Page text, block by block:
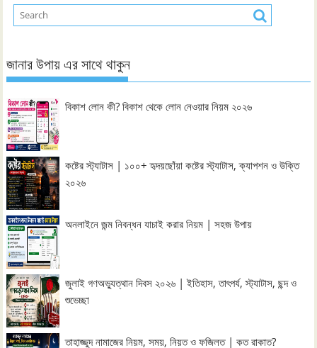
জানার উপায় এর সাথে থাকুন
বিকাশ লোন কী? বিকাশ থেকে লোন নেওয়ার নিয়ম ২০২৬
কষ্টের স্ট্যাটাস | ১০০+ হৃদয়ছোঁয়া কষ্টের স্ট্যাটাস, ক্যাপশন ও উক্তি
২০২৬
অনলাইনে জন্ম নিবন্ধন যাচাই করার নিয়ম | সহজ উপায়
জুলাই গণঅভ্যুত্থান দিবস ২০২৬ | ইতিহাস, তাৎপর্য, স্ট্যাটাস, ছন্দ ও
শুভেচ্ছা
তাহাজ্জুদ নামাজের নিয়ম, সময়, নিয়ত ও ফজিলত | কত রাকাত?